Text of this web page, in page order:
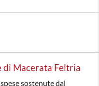
di Macerata Feltria
sostenute dal